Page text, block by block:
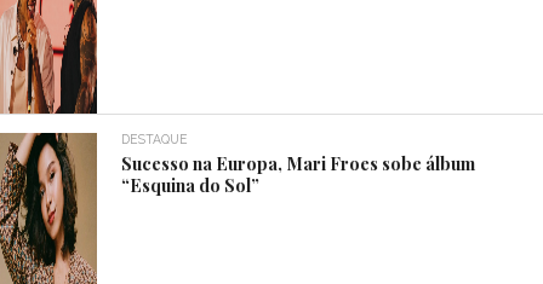
DESTAQUE
Sucesso na Europa, Mari Froes sobe álbum
“Esquina do Sol”